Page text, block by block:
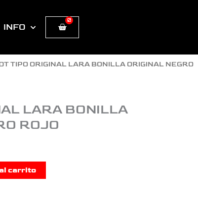
INFO
0
Cart
TIPO ORIGINAL LARA BONILLA ORIGINAL NEGRO
LARA BONILLA
ROJO
carrito